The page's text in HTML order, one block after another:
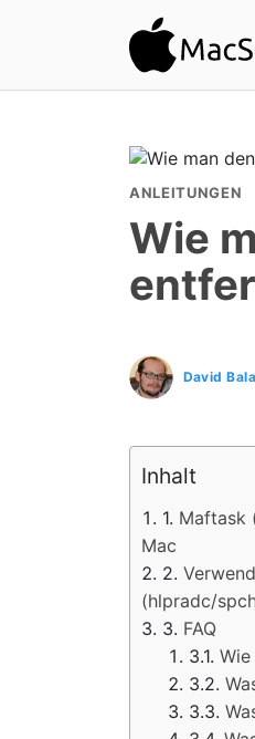
ANLEITUNGEN
Wie
David
Inhalt
Maftask
Mac
(hlpradc/
FAQ